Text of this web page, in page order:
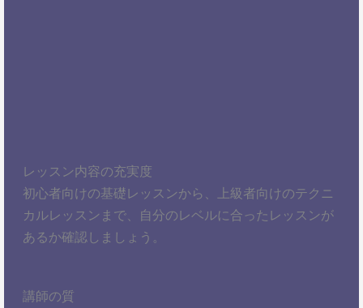
レッスン内容の充実度
初心者向けの基礎レッスンから、上級者向けのテクニ
カルレッスンまで、自分のレベルに合ったレッスンが
あるか確認しましょう。
講師の質